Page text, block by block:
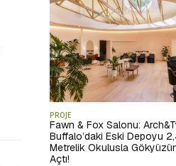
PROJE
Fawn & Fox Salonu:
Buffalo’daki Eski Depoyu
Metrelik Okulusla
Açtı!